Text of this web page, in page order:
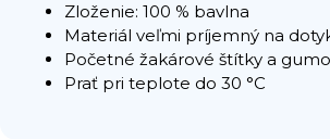
Zloženie: 100 % bavlna
Materiál veľmi príjemný na
Početné žakárové štítky a
Prať pri teplote do 30 °C